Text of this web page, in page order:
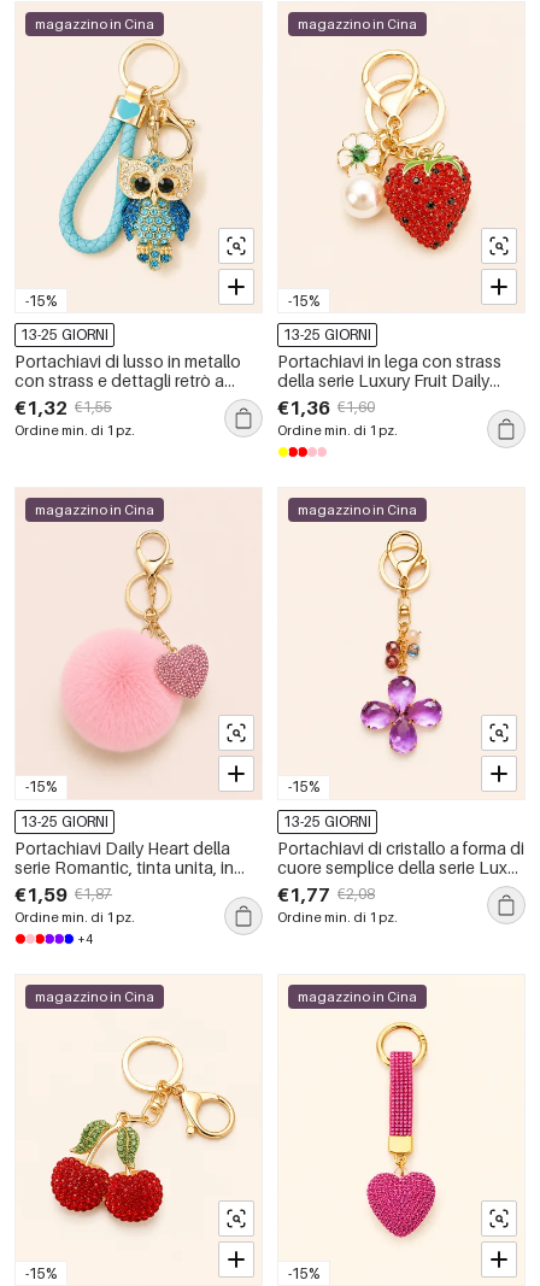
-15%
magazzino in Cina
13-25 GIORNI
Portachiavi di lusso in metallo
con strass e dettagli retrò a
tema animale, colori misti.
€1,32 €1,55
Ordine min. di 1 pz.
-15%
magazzino in Cina
13-25 GIORNI
Portachiavi in lega con strass
della serie Luxury Fruit Daily
Strawberry
€1,36 €1,60
Ordine min. di 1 pz.
-15%
magazzino in Cina
13-25 GIORNI
Portachiavi Daily Heart della
serie Romantic, tinta unita, in
pelliccia sintetica con strass
€1,59 €1,87
Ordine min. di 1 pz.
+4
-15%
magazzino in Cina
13-25 GIORNI
Portachiavi di cristallo a forma di
cuore semplice della serie Luxy
Heart Clover.
€1,77 €2,08
Ordine min. di 1 pz.
-15%
magazzino in Cina
-15%
magazzino in Cina